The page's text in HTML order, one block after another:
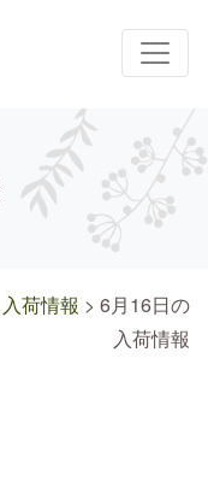
入荷情報 > 6月16日の
入荷情報